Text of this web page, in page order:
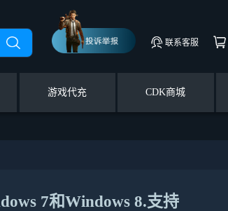
联系客服
游戏代充 CDK商城
7和Windows 8.支持